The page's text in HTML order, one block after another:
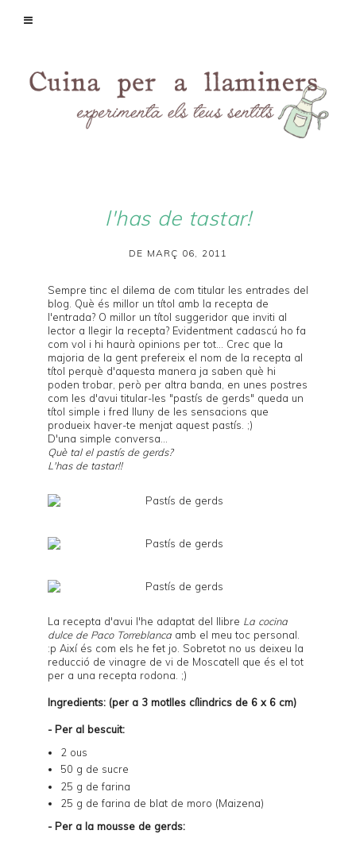
l'has de tastar!
DE MARÇ 06, 2011
Sempre tinc el dilema de com titular les entrades del
blog. Què és millor un títol amb la recepta de
l'entrada? O millor un títol suggeridor que inviti al
lector a llegir la recepta? Evidentment cadascú ho fa
com vol i hi haurà opinions per tot... Crec que la
majoria de la gent prefereix el nom de la recepta al
títol perquè d'aquesta manera ja saben què hi
poden trobar, però per altra banda, en unes postres
com les d'avui titular-les "pastís de gerds" queda un
títol simple i fred lluny de les sensacions que
produeix haver-te menjat aquest pastís. ;)
D'una simple conversa...
Què tal el pastís de gerds?
L'has de tastar!!
La recepta d'avui l'he adaptat del llibre La cocina
dulce de Paco Torreblanca amb el meu toc personal.
:p Així és com els he fet jo. Sobretot no us deixeu la
reducció de vinagre de vi de Moscatell que és el tot
per a una recepta rodona. ;)
Ingredients: (per a 3 motlles cílindrics de 6 x 6 cm)
- Per al bescuit:
2 ous
50 g de sucre
25 g de farina
25 g de farina de blat de moro (Maizena)
- Per a la mousse de gerds: